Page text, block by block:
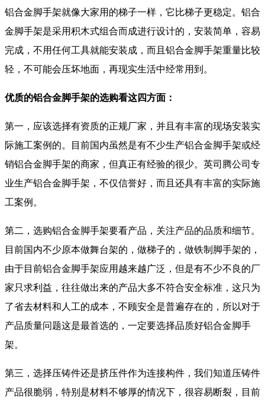
铝合金脚手架就像大家用的梯子一样，它比梯子更稳定。铝合
金脚手架是采用积木式组合而成进行设计的，安装简单，容易
完成，不用任何工具就能安装成，而且铝合金脚手架重量比较
轻，不可能会压坏地面，再现实生活中经常用到。
优质的铝合金脚手架的选购看这四方面：
第一，应该选择有资质的正规厂家，并且有丰富的现场安装实
际施工案例的。目前国内虽然是有不少生产铝合金脚手架或经
销铝合金脚手架的商家，但真正有经验的很少。英司腾公司专
业生产铝合金脚手架，不仅信誉好，而且还具有丰富的实际施
工案例。
第二，选购铝合金脚手架要看产品，关注产品的品质和细节。
目前国内不少原本做舞台架的，做梯子的，做铁制脚手架的，
由于目前铝合金脚手架应用越来越广泛，但是有不少不良的厂
家只求利益，往往做出来的产品大多不符合安全标准，这只为
了省去材料和人工的成本，不顾安全是普遍存在的，所以对于
产品质量问题这是最首选的，一定要选择品质好铝合金脚手
架。
第三，选择压铸件还是挤压件作为连接构件，我们知道压铸件
产品很脆弱，特别是材料不够厚的情况下，很容易断裂，目前